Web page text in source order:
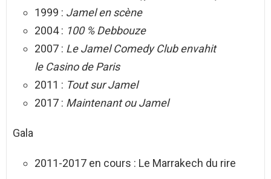
1999 : Jamel en scène
2004 : 100 % Debbouze
2007 : Le Jamel Comedy Club envahit
le Casino de Paris
2011 : Tout sur Jamel
2017 : Maintenant ou Jamel
Gala
2011-2017 en cours : Le Marrakech du rire